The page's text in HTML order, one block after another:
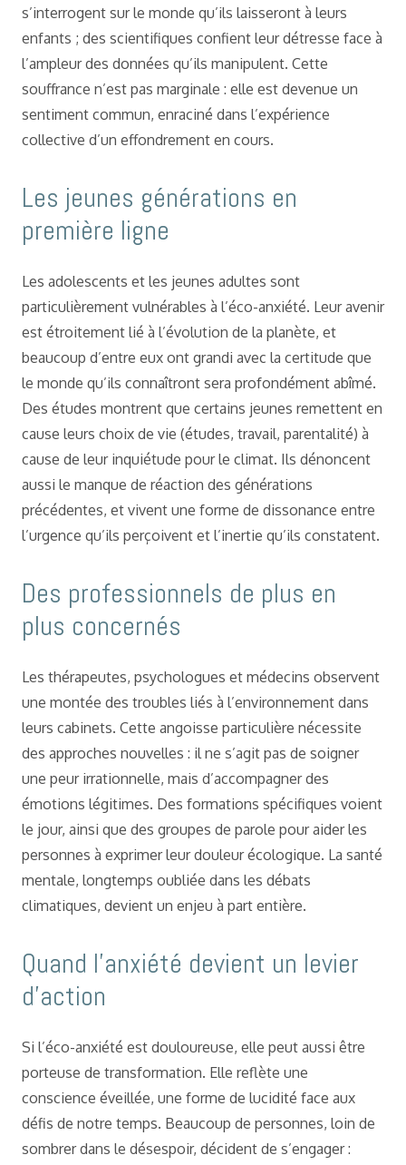
s’interrogent sur le monde qu’ils laisseront à leurs
enfants ; des scientifiques confient leur détresse face à
l’ampleur des données qu’ils manipulent. Cette
souffrance n’est pas marginale : elle est devenue un
sentiment commun, enraciné dans l’expérience
collective d’un effondrement en cours.
Les jeunes générations en
première ligne
Les adolescents et les jeunes adultes sont
particulièrement vulnérables à l’éco-anxiété. Leur avenir
est étroitement lié à l’évolution de la planète, et
beaucoup d’entre eux ont grandi avec la certitude que
le monde qu’ils connaîtront sera profondément abîmé.
Des études montrent que certains jeunes remettent en
cause leurs choix de vie (études, travail, parentalité) à
cause de leur inquiétude pour le climat. Ils dénoncent
aussi le manque de réaction des générations
précédentes, et vivent une forme de dissonance entre
l’urgence qu’ils perçoivent et l’inertie qu’ils constatent.
Des professionnels de plus en
plus concernés
Les thérapeutes, psychologues et médecins observent
une montée des troubles liés à l’environnement dans
leurs cabinets. Cette angoisse particulière nécessite
des approches nouvelles : il ne s’agit pas de soigner
une peur irrationnelle, mais d’accompagner des
émotions légitimes. Des formations spécifiques voient
le jour, ainsi que des groupes de parole pour aider les
personnes à exprimer leur douleur écologique. La santé
mentale, longtemps oubliée dans les débats
climatiques, devient un enjeu à part entière.
Quand l’anxiété devient un levier
d’action
Si l’éco-anxiété est douloureuse, elle peut aussi être
porteuse de transformation. Elle reflète une
conscience éveillée, une forme de lucidité face aux
défis de notre temps. Beaucoup de personnes, loin de
sombrer dans le désespoir, décident de s’engager :